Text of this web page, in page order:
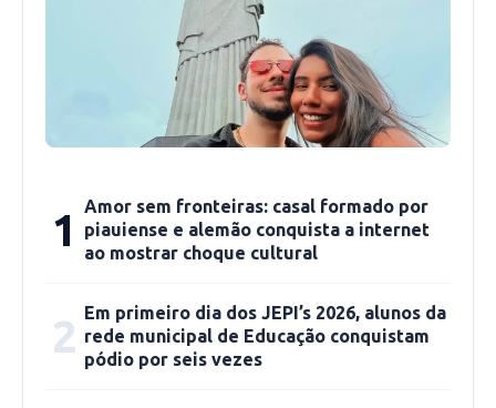
aguardamos novas informações.
O caso segue sendo investigado pelas
autoridades competentes, que apuram a
1
Amor sem fronteiras: casal formado por
piauiense e alemão conquista a internet
ao mostrar choque cultural
2
Em primeiro dia dos JEPI’s 2026, alunos da
rede municipal de Educação conquistam
pódio por seis vezes